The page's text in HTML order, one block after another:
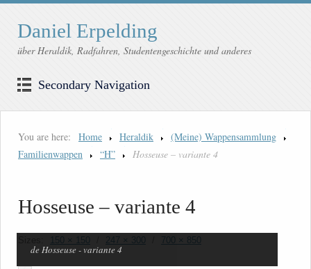
Daniel Erpelding
über Heraldik, Radfahren, Studentengeschichte und anderes
Secondary Navigation
You are here: Home Heraldik
(Meine) Wappensammlung
Familienwappen
“H” Hosseuse – variante 4
Hosseuse – variante 4
150 × 150 247 × 300 700 × 850
de Hosseuse - variante 4